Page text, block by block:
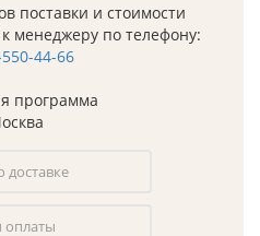
поставки и стоимости
менеджеру по телефону:
44-66
программа
доставке
оплаты